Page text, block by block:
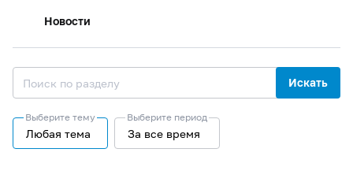
Новости
Искать
Выберите тему
Любая тема
Выберите период
За все время